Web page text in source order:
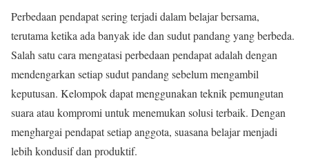
Perbedaan pendapat sering terjadi dalam belajar bersama,
terutama ketika ada banyak ide dan sudut pandang yang berbeda.
Salah satu cara mengatasi perbedaan pendapat adalah dengan
mendengarkan setiap sudut pandang sebelum mengambil
keputusan. Kelompok dapat menggunakan teknik pemungutan
suara atau kompromi untuk menemukan solusi terbaik. Dengan
menghargai pendapat setiap anggota, suasana belajar menjadi
lebih kondusif dan produktif.